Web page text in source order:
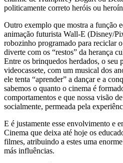
politicamente correto heróis ou
Outro exemplo que mostra a função
animação futurista Wall-E (Disney/
robozinho programado para reciclar
diverte com os “restos” da herança
Entre os brinquedos herdados, o seu
videocassete, com um musical dos
ele tenta “aprender” a dançar e a
sabemos o quanto o cinema é
comportamentos e que nossa visão
socialmente, permeada pela
E é justamente esse envolvimento e
Cinema que deixa até hoje os
filmes, atribuindo a estes uma
más influências.